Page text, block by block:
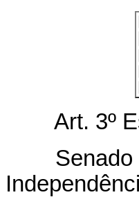
Art. 3º
Senado